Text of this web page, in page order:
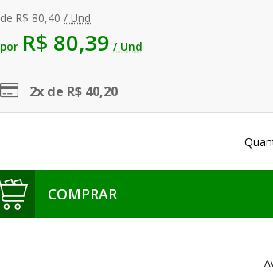
de R$ 80,40 / Und
por R$ 80,39 / Und
2x de R$ 40,20
COMPRAR